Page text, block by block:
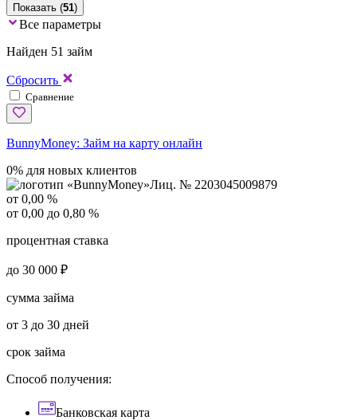
Показать (51)
Все параметры
Найден 51 займ
Сбросить
Сравнение
BunnyMoney: Займ на карту онлайн
0% для новых клиентов
Лиц. № 2203045009879
от 0,00 %
от 0,00 до 0,80 %
процентная ставка
до 30 000 ₽
сумма займа
от 3 до 30 дней
срок займа
Способ получения:
Банковская карта